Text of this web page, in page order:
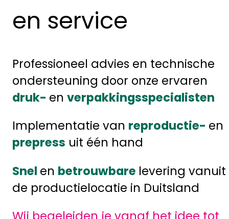
en service
Professioneel advies en technische
ondersteuning door onze ervaren
druk- en verpakkingsspecialisten
Implementatie van reproductie- en
prepress uit één hand
Snel en betrouwbare levering vanuit
de productielocatie in Duitsland